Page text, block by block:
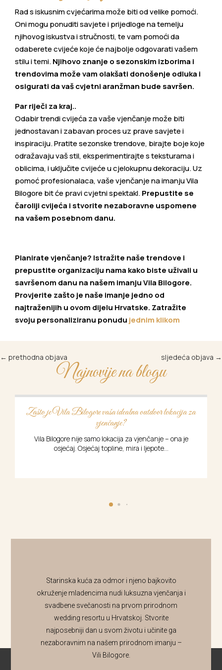
Rad s iskusnim cvjećarima može biti od velike pomoći.
Oni mogu ponuditi savjete i prijedloge na temelju
njihovog iskustva i stručnosti, te vam pomoći da
odaberete cvijeće koje će najbolje odgovarati vašem
stilu i temi.Njihovo znanje o sezonskim izborima i
trendovima može vam olakšati donošenje odluka i
osigurati da vaš cvjetni aranžman bude savršen.
Par riječi za kraj..
Odabir trendi cvijeća za vaše vjenčanje može biti
jednostavan i zabavan proces uz prave savjete i
inspiraciju. Pratite sezonske trendove, birajte boje koje
odražavaju vaš stil, eksperimentirajte s teksturama i
oblicima, i uključite cvijeće u cjelokupnu dekoraciju. Uz
pomoć profesionalaca, vaše vjenčanje na imanju Vila
Bilogore bit će pravi cvjetni spektakl.Prepustite se
čaroliji cvijeća i stvorite nezaboravne uspomene
na vašem posebnom danu.
Planirate vjenčanje? Istražite naše trendove i
prepustite organizaciju nama kako biste uživali u
savršenom danu na našem imanju Vila Bilogore.
Provjerite zašto je naše imanje jedno od
najtraženijih u ovom dijelu Hrvatske. Zatražite
svoju personaliziranu ponudu jednim klikom
← prethodna objava sljedeća objava →
Najnovije na blogu
idealna outdoor lokacija za
lokacija za vjenčanje – ona je
topline, mira i ljepote...
Trendovi u 2025.
ljubavnu priču
Starinska kuća za odmor i njeno bajkovito
okruženje mladencima nudi luksuzna vjenčanja i
svadbene svečanosti na prvom prirodnom
wedding resortu u Hrvatskoj. Stvorite
najposebniji dan u svom životu i učinite ga
nezaboravnim na našem prirodnom imanju –
Vili Bilogore.